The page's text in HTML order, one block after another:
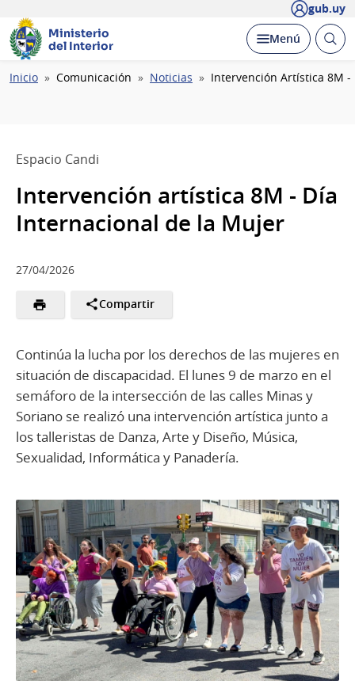
gub.uy
Ministerio
del Interior
Desplegar
Menú Abrir
Ruta
Inicio Comunicación Noticias Intervención Artística 8M
Espacio Candi
Intervención artística 8M - Día
Internacional de la Mujer
27/04/2026
Compartir
Continúa la lucha por los derechos de las mujeres en
situación de discapacidad. El lunes 9 de marzo en el
semáforo de la intersección de las calles Minas y
Soriano se realizó una intervención artística junto a
los talleristas de Danza, Arte y Diseño, Música,
Sexualidad, Informática y Panadería.